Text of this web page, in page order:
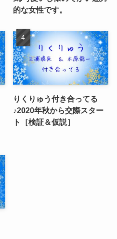
的な女性です。
りくりゅう付き合ってる
♪2020年秋から交際スター
ト［検証＆仮説］